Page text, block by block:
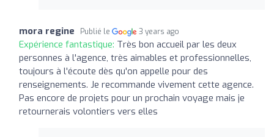
mora regine Publié le 3 years ago
Expérience fantastique: Très bon accueil par les deux
personnes à l'agence, très aimables et professionnelles,
toujours à l'écoute dès qu'on appelle pour des
renseignements. Je recommande vivement cette agence.
Pas encore de projets pour un prochain voyage mais je
retournerais volontiers vers elles